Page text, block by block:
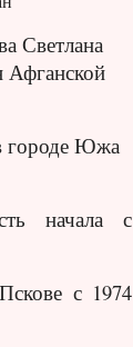
Светлана
Афганской
городе Южа
начала с
с 1974